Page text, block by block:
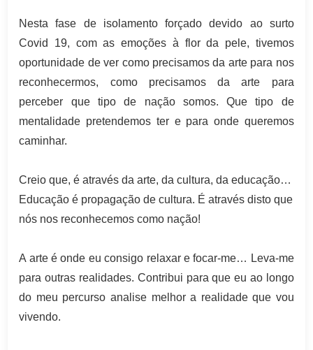
Nesta fase de isolamento forçado devido ao surto
Covid 19, com as emoções à flor da pele, tivemos
oportunidade de ver como precisamos da arte para nos
reconhecermos, como precisamos da arte para
perceber que tipo de nação somos. Que tipo de
mentalidade pretendemos ter e para onde queremos
caminhar.
Creio que, é através da arte, da cultura, da educação…
Educação é propagação de cultura. É através disto que
nós nos reconhecemos como nação!
A arte é onde eu consigo relaxar e focar-me… Leva-me
para outras realidades. Contribui para que eu ao longo
do meu percurso analise melhor a realidade que vou
vivendo.